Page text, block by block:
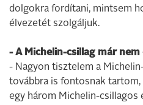
dolgokra fordítani, mintsem
élvezetét szolgáljuk.
- A Michelin-csillag már nem
- Nagyon tisztelem a
továbbra is fontosnak tartom,
egy három Michelin-